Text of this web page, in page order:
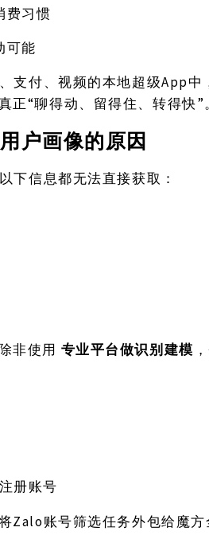
费习惯
可能
支付、视频的本地超级App中
“聊得动、留得住、转得快”
户画像的原因
下信息都无法直接获取：
非使用 专业平台做识别建模
册账号
Zalo账号筛选任务外包给魔方